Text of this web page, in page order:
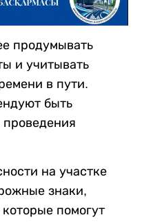
продумывать
и учитывать
в пути.
быть
на участке
знаки,
помогут